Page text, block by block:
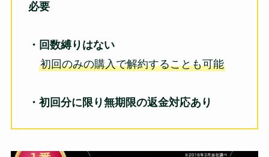
必要
・回数縛りはない
初回のみの購入で解約することも可能
・初回分に限り無期限の返金対応あり